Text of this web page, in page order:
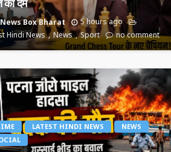
का दम
News Box Bharat
5 hours ago
Hindi News
News Sport no comment
LATEST HINDI NEWS
NEWS